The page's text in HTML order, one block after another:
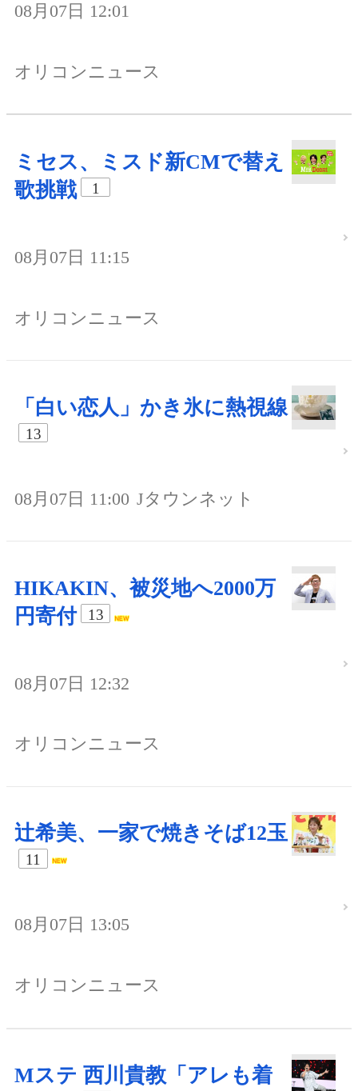
08月07日 12:01
オリコンニュース
ミセス、ミスド新CMで替え
歌挑戦
1
08月07日 11:15
オリコンニュース
「白い恋人」かき氷に熱視線
13
08月07日 11:00 Jタウンネット
HIKAKIN、被災地へ2000万
円寄付
13
08月07日 12:32
オリコンニュース
辻希美、一家で焼きそば12玉
11
08月07日 13:05
オリコンニュース
Mステ 西川貴教「アレも着